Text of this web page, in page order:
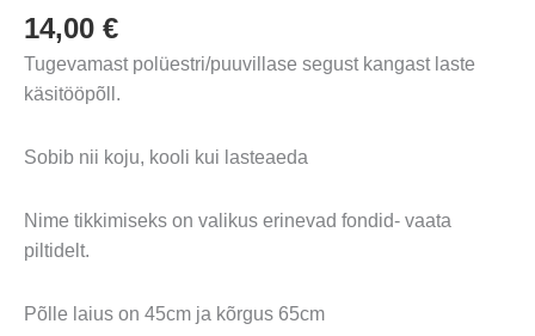
14,00 €
Tugevamast polüestri/puuvillase segust kangast laste
käsitööpõll.
Sobib nii koju, kooli kui lasteaeda
Nime tikkimiseks on valikus erinevad fondid- vaata
piltidelt.
Põlle laius on 45cm ja kõrgus 65cm